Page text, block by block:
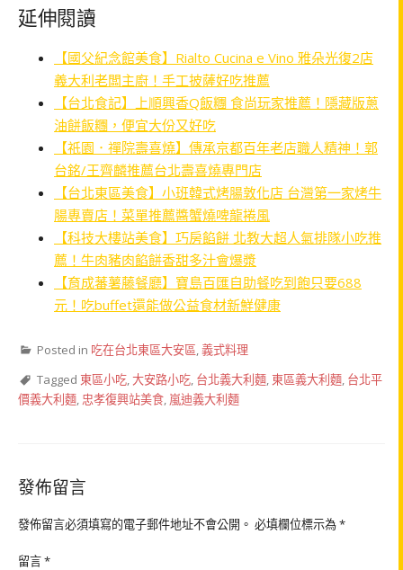
延伸閱讀
【國父紀念館美食】Rialto Cucina e Vino 雅朵光復2店
義大利老闆主廚！手工披薩好吃推薦
【台北食記】上順興香Q飯糰 食尚玩家推薦！隱藏版蔥
油餅飯糰，便宜大份又好吃
【祇園．禪院壽喜燒】傳承京都百年老店職人精神！郭
台銘/王齊麟推薦台北壽喜燒專門店
【台北東區美食】小班韓式烤腸敦化店 台灣第一家烤牛
腸專賣店！菜單推薦醬蟹燒啤龍捲風
【科技大樓站美食】巧房餡餅 北教大超人氣排隊小吃推
薦！牛肉豬肉餡餅香甜多汁會爆漿
【育成蕃薯藤餐廳】寶島百匯自助餐吃到飽只要688
元！吃buffet還能做公益食材新鮮健康
Posted in 吃在台北東區大安區,義式料理
Tagged 東區小吃,大安路小吃, 台北義大利麵, 東區義大利麵, 台北平
價義大利麵, 忠孝復興站美食, 嵐迪義大利麵
發佈留言
發佈留言必須填寫的電子郵件地址不會公開。 必填欄位標示為*
留言*